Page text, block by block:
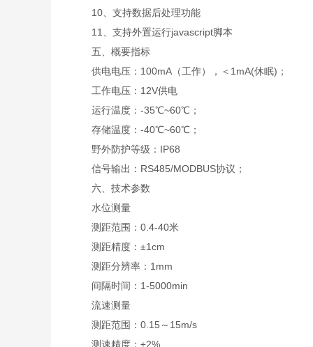
10、支持数据后处理功能
11、支持外置运行javascript脚本
五、概要指标
供电电压：100mA（工作），＜1mA(休眠)；
工作电压：12V供电
运行温度：-35℃~60℃；
存储温度：-40℃~60℃；
野外防护等级：IP68
信号输出：RS485/MODBUS协议；
六、技术参数
水位测量
测距范围：0.4-40米
测距精度：±1cm
测距分辨率：1mm
间隔时间：1-5000min
流速测量
测距范围：0.15～15m/s
测速精度：±2%